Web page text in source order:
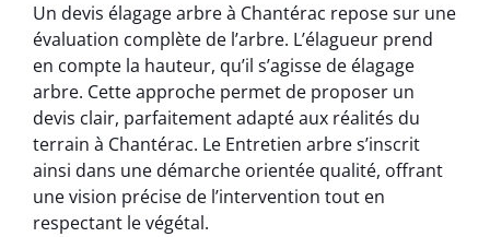
Un devis élagage arbre à Chantérac repose sur une
évaluation complète de l’arbre. L’élagueur prend
en compte la hauteur, qu’il s’agisse de élagage
arbre. Cette approche permet de proposer un
devis clair, parfaitement adapté aux réalités du
terrain à Chantérac. Le Entretien arbre s’inscrit
ainsi dans une démarche orientée qualité, offrant
une vision précise de l’intervention tout en
respectant le végétal.